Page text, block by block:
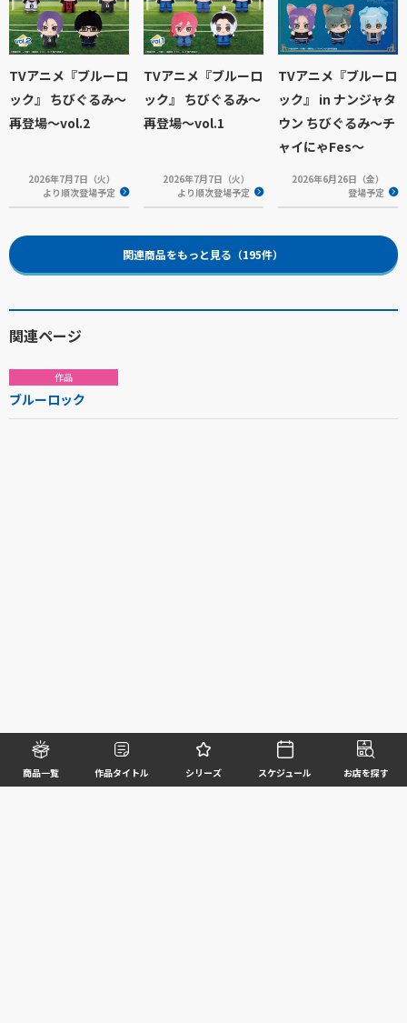
商品一覧 作品タイトル シリーズ スケジュール お店を探す
TVアニメ『ブルーロ
ック』 ちびぐるみ～
再登場～vol.2
2026年7月7日（火）
より順次登場予定
TVアニメ『ブルーロ
ック』 ちびぐるみ～
再登場～vol.1
2026年7月7日（火）
より順次登場予定
TVアニメ『ブルーロ
ック』 in ナンジャタ
ウン ちびぐるみ～チ
ャイにゃFes～
2026年6月26日（金）
登場予定
関連商品をもっと見る（195件）
関連ページ
作品
ブルーロック